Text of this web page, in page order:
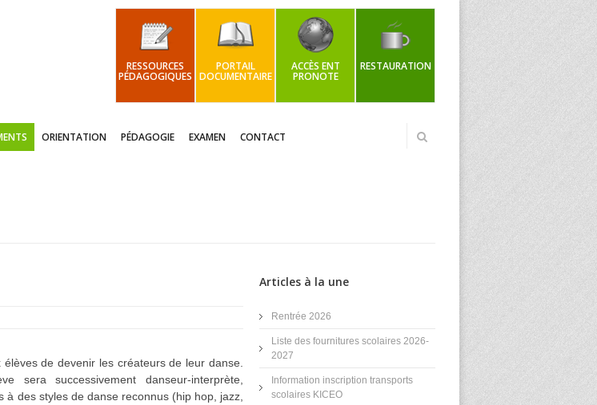
RESSOURCES
PÉDAGOGIQUES
PORTAIL
DOCUMENTAIRE
ACCÈS ENT
PRONOTE
RESTAURATION
ORIENTATION PÉDAGOGIE EXAMEN CONTACT
de devenir les créateurs de leur danse.
sera successivement danseur-interprète,
à des styles de danse reconnus (hip hop, jazz,
Articles à la une
Rentrée 2026
Liste des fournitures scolaires 2026-
2027
Information inscription transports
scolaires KICEO